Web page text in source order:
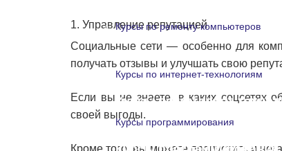
Курсы по ремонту компьютеров
Курсы по ремонту
Курсы по интернет-технологиям
Курсы по интернет-
Курсы программирования
1. Управление репутацией
Социальные сети — особенно для
получать отзывы и улучшать свою
Если вы не знаете, в каких соцсетях
своей выгоды.
Кроме того, вы можете пропустить и